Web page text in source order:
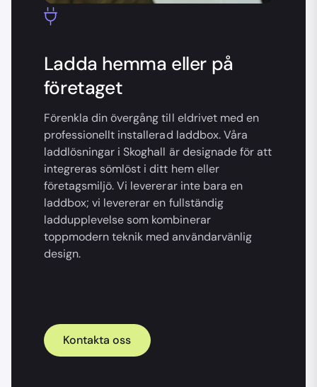
Ladda hemma eller på
företaget
Förenkla din övergång till eldrivet med en
professionellt installerad laddbox. Våra
laddlösningar i Skoghall är designade för att
integreras sömlöst i ditt hem eller
företagsmiljö. Vi levererar inte bara en
laddbox; vi levererar en fullständig
laddupplevelse som kombinerar
toppmodern teknik med användarvänlig
design.
Kontakta oss